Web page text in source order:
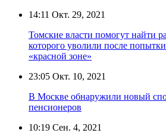
14:11 Окт. 29, 2021
Томские власти помогут найти
которого уволили после
«красной зоне»
23:05 Окт. 10, 2021
В Москве обнаружили новый
пенсионеров
10:19 Сен. 4, 2021